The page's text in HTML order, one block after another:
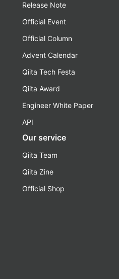
Release Note
Official Event
Official Column
Advent Calendar
Qiita Tech Festa
Qiita Award
Engineer White Paper
API
Our service
Qiita Team
Qiita Zine
Official Shop